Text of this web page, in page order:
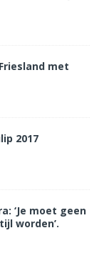
met
2017
‘Je moet geen
worden’.